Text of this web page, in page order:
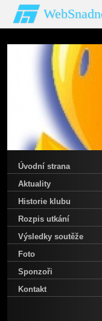
Úvodní strana
Aktuality
Historie klubu
Rozpis utkání
Výsledky soutěže
Foto
Sponzoři
Kontakt